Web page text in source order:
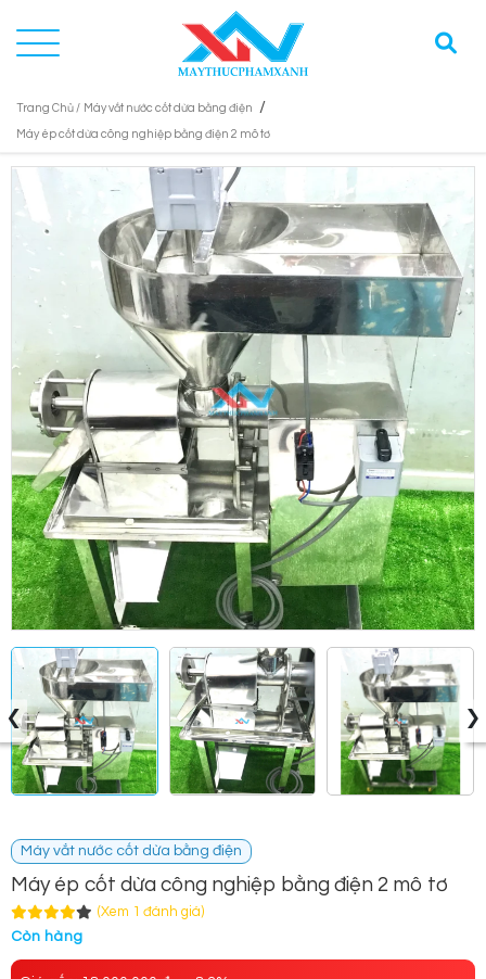
Trang Chủ / Máy vắt nước cốt dừa bằng điện /
Máy ép cốt dừa công nghiệp bằng điện 2 mô tơ
‹ ›
Máy vắt nước cốt dừa bằng điện
Máy ép cốt dừa công nghiệp bằng điện 2 mô tơ
(Xem 1 đánh giá)
Còn hàng